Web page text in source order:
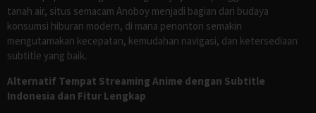
tanah air, situs semacam Anoboy menjadi bagian dari budaya
konsumsi hiburan modern, di mana penonton semakin
mengutamakan kecepatan, kemudahan navigasi, dan ketersediaan
subtitle yang baik.
Alternatif Tempat Streaming Anime dengan Subtitle
Indonesia dan Fitur Lengkap